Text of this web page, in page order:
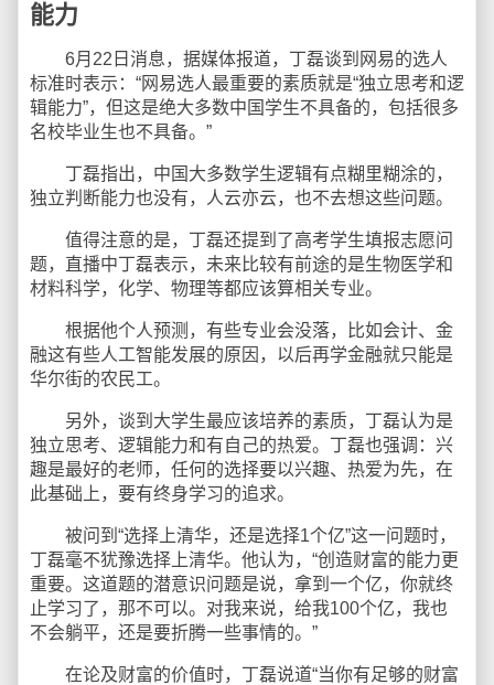
能力
6月22日消息，据媒体报道，丁磊谈到网易的选人
标准时表示：“网易选人最重要的素质就是“独立思考和逻
辑能力”，但这是绝大多数中国学生不具备的，包括很多
名校毕业生也不具备。”
丁磊指出，中国大多数学生逻辑有点糊里糊涂的，
独立判断能力也没有，人云亦云，也不去想这些问题。
值得注意的是，丁磊还提到了高考学生填报志愿问
题，直播中丁磊表示，未来比较有前途的是生物医学和
材料科学，化学、物理等都应该算相关专业。
根据他个人预测，有些专业会没落，比如会计、金
融这有些人工智能发展的原因，以后再学金融就只能是
华尔街的农民工。
另外，谈到大学生最应该培养的素质，丁磊认为是
独立思考、逻辑能力和有自己的热爱。丁磊也强调：兴
趣是最好的老师，任何的选择要以兴趣、热爱为先，在
此基础上，要有终身学习的追求。
被问到“选择上清华，还是选择1个亿”这一问题时，
丁磊毫不犹豫选择上清华。他认为，“创造财富的能力更
重要。这道题的潜意识问题是说，拿到一个亿，你就终
止学习了，那不可以。对我来说，给我100个亿，我也
不会躺平，还是要折腾一些事情的。”
在论及财富的价值时，丁磊说道“当你有足够的财富